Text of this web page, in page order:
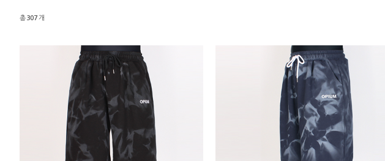
긴팔티셔츠
7부소매
총307개